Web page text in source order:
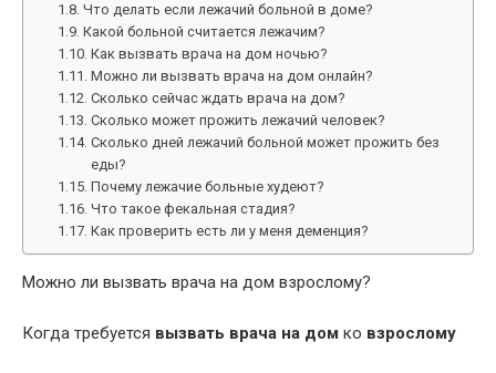
Что делать если лежачий больной в доме?
Какой больной считается лежачим?
Как вызвать врача на дом ночью?
Можно ли вызвать врача на дом онлайн?
Сколько сейчас ждать врача на дом?
Сколько может прожить лежачий человек?
Сколько дней лежачий больной может прожить без
еды?
Почему лежачие больные худеют?
Что такое фекальная стадия?
Как проверить есть ли у меня деменция?
Можно ли вызвать врача на дом взрослому?
Когда требуется вызвать врача на дом ко взрослому